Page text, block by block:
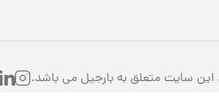
سایت متعلق به بارجیل می باشد.